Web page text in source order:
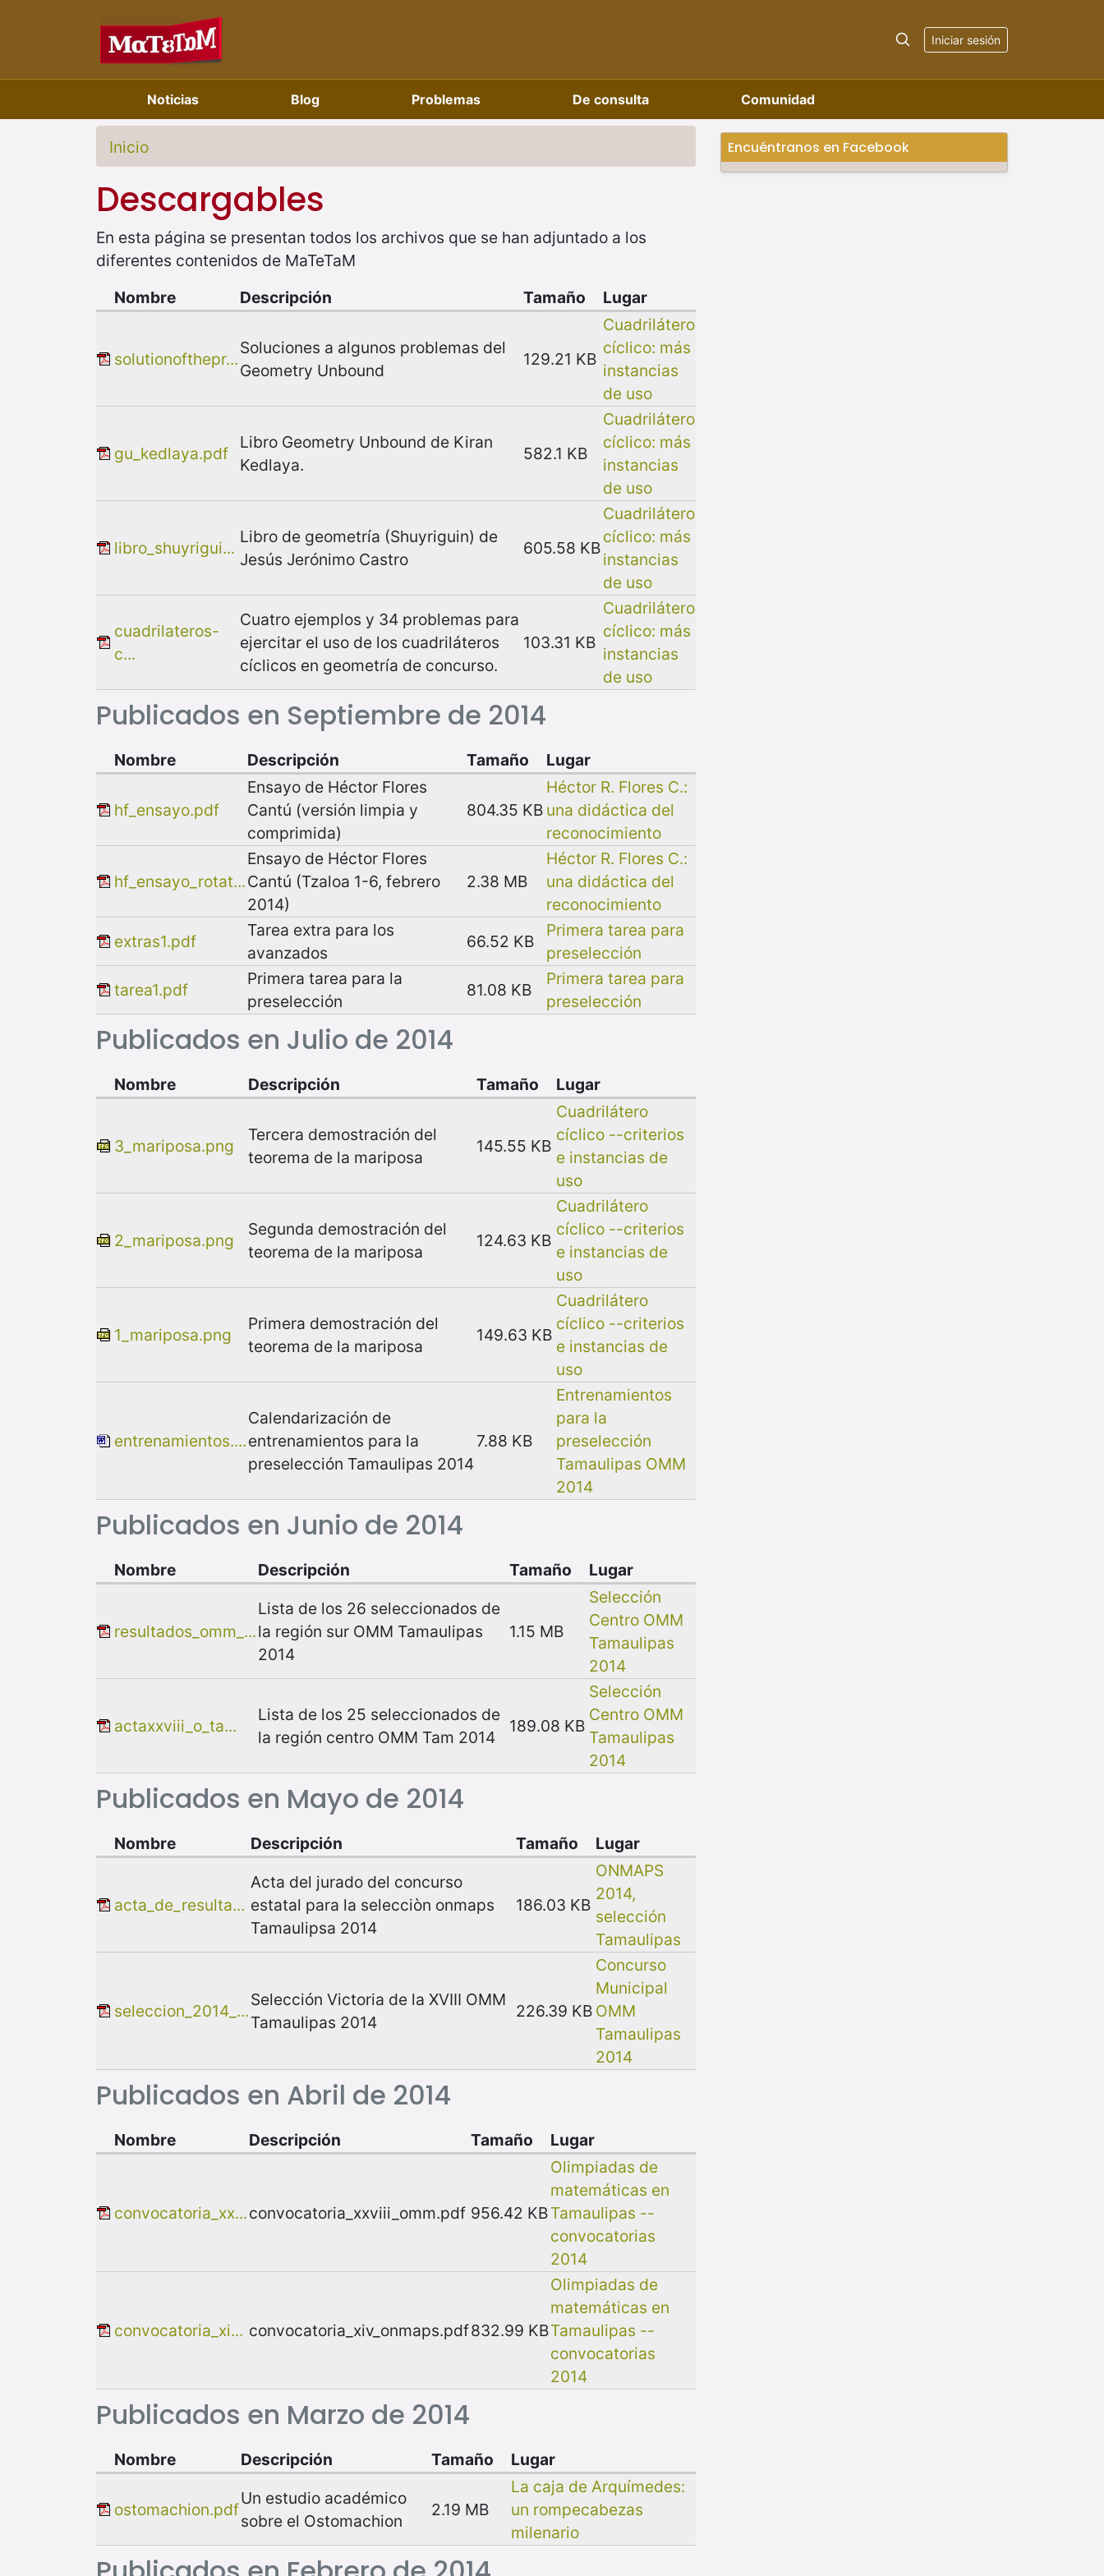
Iniciar sesión
Noticias Blog Problemas De consulta Comunidad
Inicio
Descargables
En esta página se presentan todos los archivos que se han adjuntado a los
diferentes contenidos de MaTeTaM
Publicados en Septiembre de 2014
Nombre Descripción Tamaño Lugar
solutionofthepr...
Soluciones a algunos problemas del
Geometry Unbound
129.21 KB
Cuadrilátero
cíclico: más
instancias
de uso
gu_kedlaya.pdf
Libro Geometry Unbound de Kiran
Kedlaya.
582.1 KB
Cuadrilátero
cíclico: más
instancias
de uso
libro_shuyrigui...
Libro de geometría (Shuyriguin) de
Jesús Jerónimo Castro
605.58 KB
Cuadrilátero
cíclico: más
instancias
de uso
cuadrilateros-
c...
Cuatro ejemplos y 34 problemas para
ejercitar el uso de los cuadriláteros
cíclicos en geometría de concurso.
103.31 KB
Cuadrilátero
cíclico: más
instancias
de uso
Publicados en Julio de 2014
Nombre Descripción Tamaño Lugar
hf_ensayo.pdf
Ensayo de Héctor Flores
Cantú (versión limpia y
comprimida)
804.35 KB
Héctor R. Flores C.:
una didáctica del
reconocimiento
hf_ensayo_rotat...
Ensayo de Héctor Flores
Cantú (Tzaloa 1-6, febrero
2014)
2.38 MB
Héctor R. Flores C.:
una didáctica del
reconocimiento
extras1.pdf
Tarea extra para los
avanzados
66.52 KB
Primera tarea para
preselección
tarea1.pdf
Primera tarea para la
preselección
81.08 KB
Primera tarea para
preselección
Publicados en Junio de 2014
Nombre Descripción Tamaño Lugar
3_mariposa.png
Tercera demostración del
teorema de la mariposa
145.55 KB
Cuadrilátero
cíclico --criterios
e instancias de
uso
2_mariposa.png
Segunda demostración del
teorema de la mariposa
124.63 KB
Cuadrilátero
cíclico --criterios
e instancias de
uso
1_mariposa.png
Primera demostración del
teorema de la mariposa
149.63 KB
Cuadrilátero
cíclico --criterios
e instancias de
uso
entrenamientos....
Calendarización de
entrenamientos para la
preselección Tamaulipas 2014
7.88 KB
Entrenamientos
para la
preselección
Tamaulipas OMM
2014
Publicados en Mayo de 2014
Nombre Descripción Tamaño Lugar
resultados_omm_...
Lista de los 26 seleccionados de
la región sur OMM Tamaulipas
2014
1.15 MB
Selección
Centro OMM
Tamaulipas
2014
actaxxviii_o_ta...
Lista de los 25 seleccionados de
la región centro OMM Tam 2014
189.08 KB
Selección
Centro OMM
Tamaulipas
2014
Publicados en Abril de 2014
Nombre Descripción Tamaño Lugar
acta_de_resulta...
Acta del jurado del concurso
estatal para la selecciòn onmaps
Tamaulipsa 2014
186.03 KB
ONMAPS
2014,
selección
Tamaulipas
seleccion_2014_...
Selección Victoria de la XVIII OMM
Tamaulipas 2014
226.39 KB
Concurso
Municipal
OMM
Tamaulipas
2014
Publicados en Marzo de 2014
Nombre Descripción Tamaño Lugar
convocatoria_xx...convocatoria_xxviii_omm.pdf 956.42 KB
Olimpiadas de
matemáticas en
Tamaulipas --
convocatorias
2014
convocatoria_xi... convocatoria_xiv_onmaps.pdf832.99 KB
Olimpiadas de
matemáticas en
Tamaulipas --
convocatorias
2014
Nombre Descripción Tamaño Lugar
ostomachion.pdf
Un estudio académico
sobre el Ostomachion
2.19 MB
La caja de Arquímedes:
un rompecabezas
milenario
Encuéntranos en Facebook